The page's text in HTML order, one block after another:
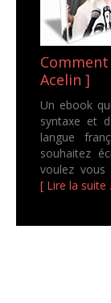
Acelin ]
Un ebook
syntaxe et
langue
souhaitez
voulez vous
[ Lire la suite